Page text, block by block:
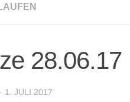
28.06.17
· 1. JULI 2017